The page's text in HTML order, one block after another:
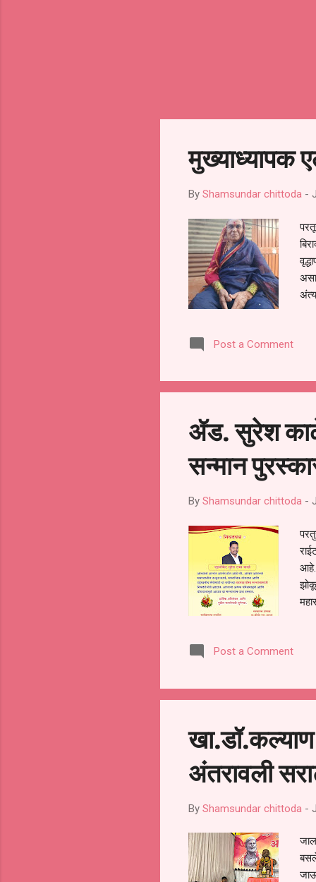
मुख्याध्यापक
By Shamsundar chittoda -
असा
Post a Comment
ॲड. सुरेश काळे
सन्मान
By Shamsundar chittoda -
आहे.
Post a Comment
खा.डॉ.कल्याण
अंतरावली
By Shamsundar chittoda -